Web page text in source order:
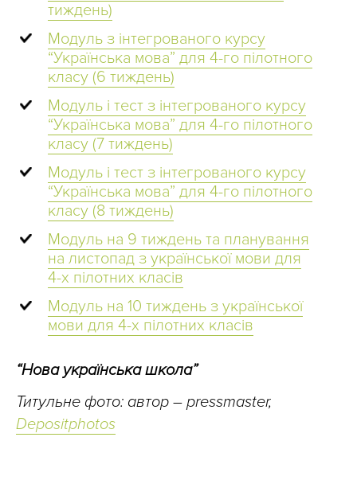
тиждень)
Модуль з інтегрованого курсу
“Українська мова” для 4-го пілотного
класу (6 тиждень)
Модуль і тест з інтегрованого курсу
“Українська мова” для 4-го пілотного
класу (7 тиждень)
Модуль і тест з інтегрованого курсу
“Українська мова” для 4-го пілотного
класу (8 тиждень)
Модуль на 9 тиждень та планування
на листопад з української мови для
4-х пілотних класів
Модуль на 10 тиждень з української
мови для 4-х пілотних класів
“Нова українська школа”
Титульне фото: автор – pressmaster,
Depositphotos